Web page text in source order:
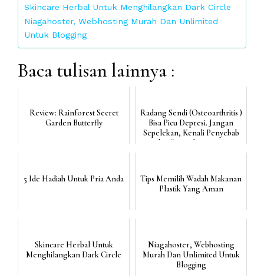
Skincare Herbal Untuk Menghilangkan Dark Circle
Niagahoster, Webhosting Murah Dan Unlimited
Untuk Blogging
Baca tulisan lainnya :
Review: Rainforest Secret
Garden Butterfly
Radang Sendi (Osteoarthritis )
Bisa Picu Depresi. Jangan
Sepelekan, Kenali Penyebab
dan Pengobatanny...
5 Ide Hadiah Untuk Pria Anda
Tips Memilih Wadah Makanan
Plastik Yang Aman
Skincare Herbal Untuk
Menghilangkan Dark Circle
Niagahoster, Webhosting
Murah Dan Unlimited Untuk
Blogging